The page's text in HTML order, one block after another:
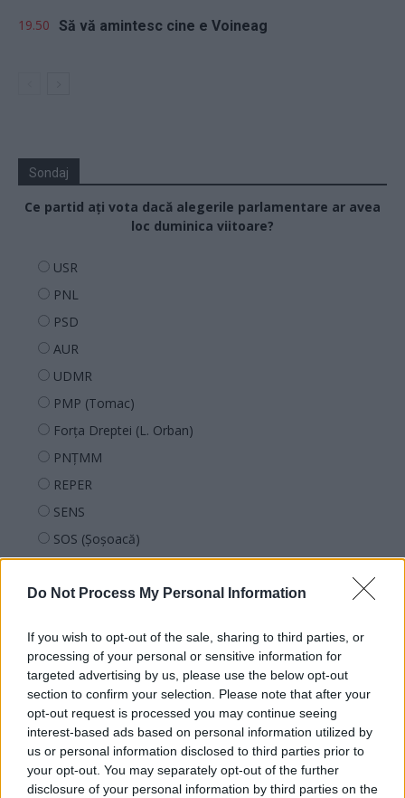
Do Not Process My Personal Information
If you wish to opt-out of the sale, sharing to third parties, or
processing of your personal or sensitive information for
targeted advertising by us, please use the below opt-out
section to confirm your selection. Please note that after your
opt-out request is processed you may continue seeing
interest-based ads based on personal information utilized by
us or personal information disclosed to third parties prior to
your opt-out. You may separately opt-out of the further
disclosure of your personal information by third parties on the
19.50 Să vă amintesc cine e Voineag
Sondaj
Ce partid ați vota dacă alegerile parlamentare ar avea
loc duminica viitoare?
USR
PNL
PSD
AUR
UDMR
PMP (Tomac)
Forța Dreptei (L. Orban)
PNȚMM
REPER
SENS
SOS (Șoșoacă)
POT (Gavrilă)
PACE (Peia)
PDF (Lazarus)
PUSL (D. Voiculescu)
PNȚCD (Pavelescu)
PNCR (Terheș)
Partidul Patrioților (Surugiu)
FAR (Coarnă)